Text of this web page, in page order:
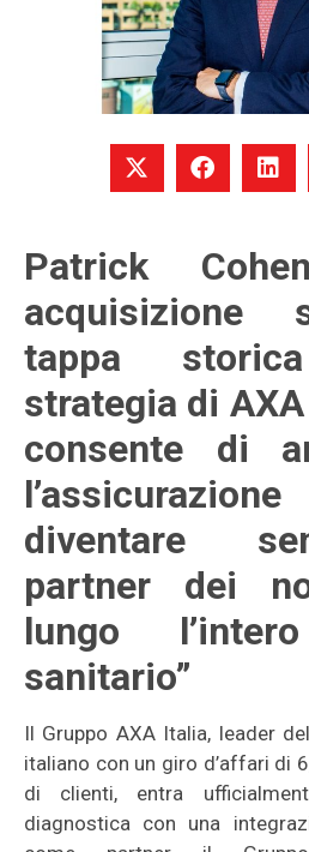
Patrick
acquisizione
tappa
strategia di
consente di
diventare
partner dei
lungo
sanitario”
Il Gruppo AXA Italia, leader
italiano con un giro d’affari di
di clienti, entra
diagnostica con una